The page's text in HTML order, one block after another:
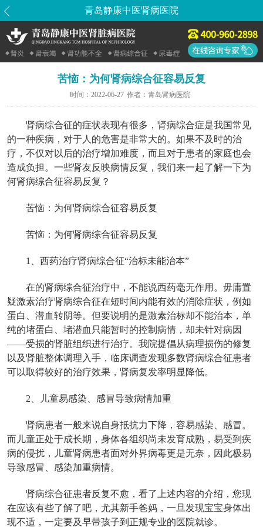
青岛静康中医肾病医院
苦恼：为何肾病综合征容易反复
时间： 2022-06-27 作者： 青岛肾病医院
肾病综合征的症状表现有很多，肾病综合症是我国常见
的一种疾病，对于人的危害是非常大的。如果不及时的治
疗，不仅对以后的治疗增加难度，而且对于患者的家庭也会
造成负担。一些肾友反映病情反复，我们来一起了解一下为
何肾病综合征容易反复？
苦恼：为何肾病综合征容易反复
苦恼：为何肾病综合征容易反复
1、西药治疗肾病综合征“治标未能治本”
在的肾病综合征治疗中，不能说西药毫无作用。毋庸置
疑激素治疗肾病综合征在短时间内能有效的消除症状，例如
蛋白、潜血转阴等。但要说明的是激素治标却不能治本，单
纯的堵蛋白、堵潜血只能暂时的控制病情，却未针对病因
——受损的肾脏组织进行治疗。我院提倡从病理损伤的修复
以及肾脏整体调理入手，临床调查发现多数肾病综合征患者
可以取得较好的治疗效果，肾病复发率明显降低。
2、儿童易感染、感冒导致病情加重
肾病患者一般来说自身抵抗力下降，容易感染、感冒。
而儿童正处于成长期，身体各组织尚未发育成熟，易受到疾
病的侵扰，儿童肾病患者面对外界病毒更是无奈，因此极易
导致感冒、感染加重病情。
肾病综合征患者反复不愈，看了上述内容的介绍，您现
在应该有些了解了吧，尤其新手爸妈，一旦发现宝宝身体出
现不适，一定要及早带孩子到正规专业的医院就诊。